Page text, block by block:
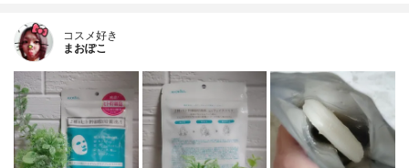
コスメ好き
まおぽこ